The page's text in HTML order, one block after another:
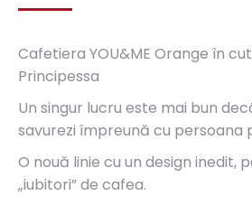
Cafetiera YOU&ME Orange în
Principessa
Un singur lucru este mai bun
savurezi împreună cu persoana
O nouă linie cu un design inedit,
„iubitori” de cafea.